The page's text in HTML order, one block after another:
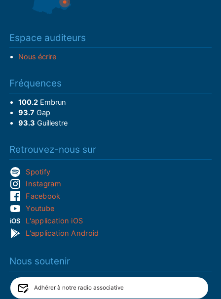
Espace auditeurs
Nous écrire
Fréquences
100.2Embrun
93.7 Gap
93.3 Guillestre
Retrouvez-nous sur
Spotify
Instagram
Facebook
Youtube
L'application iOS
L'application Android
Nous soutenir
Adhérer à notre radio associative